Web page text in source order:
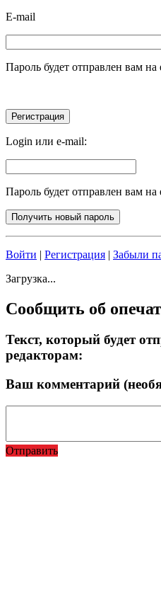
E-mail
Пароль будет отправлен вам на
Login или e-mail:
Пароль будет отправлен вам на
Войти | Регистрация | Забыли
Загрузка...
Сообщить об
Текст, который будет
редакторам:
Ваш комментарий
Отправить